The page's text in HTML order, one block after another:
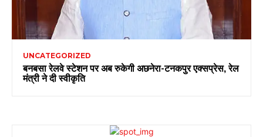
UNCATEGORIZED
बनबसा रेलवे स्टेशन पर अब रुकेगी अछनेरा-टनकपुर एक्सप्रेस, रेल
मंत्री ने दी स्वीकृति